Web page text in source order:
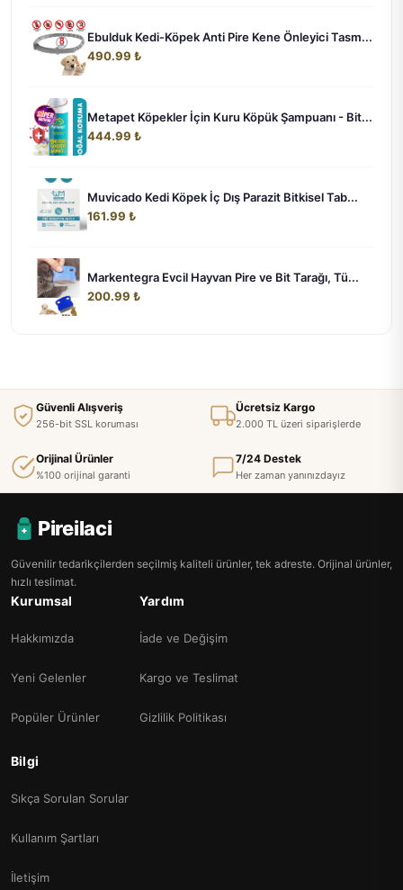
Ebulduk Kedi-Köpek Anti Pire Kene Önleyici Tasm...
490.99 ₺
Metapet Köpekler İçin Kuru Köpük Şampuanı - Bit...
444.99 ₺
Muvicado Kedi Köpek İç Dış Parazit Bitkisel Tab...
161.99 ₺
Markentegra Evcil Hayvan Pire ve Bit Tarağı, Tü...
200.99 ₺
Güvenli Alışveriş
256-bit SSL koruması
Ücretsiz Kargo
2.000 TL üzeri siparişlerde
Orijinal Ürünler
%100 orijinal garanti
7/24 Destek
Her zaman yanınızdayız
Pireilaci
Güvenilir tedarikçilerden seçilmiş kaliteli ürünler, tek adreste. Orijinal ürünler,
hızlı teslimat.
Kurumsal
Hakkımızda
Yeni Gelenler
Popüler Ürünler
Yardım
İade ve Değişim
Kargo ve Teslimat
Gizlilik Politikası
Bilgi
Sıkça Sorulan Sorular
Kullanım Şartları
İletişim